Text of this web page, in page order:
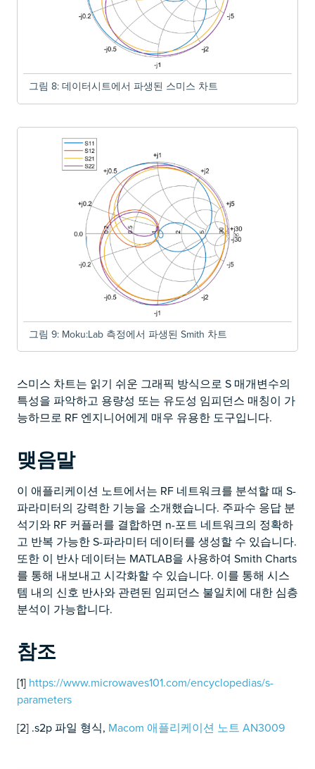
그림 8: 데이터시트에서 파생된 스미스 차트
그림 9: Moku:Lab 측정에서 파생된 Smith 차트
스미스 차트는 읽기 쉬운 그래픽 방식으로 S 매개변수의
특성을 파악하고 용량성 또는 유도성 임피던스 매칭이 가
능하므로 RF 엔지니어에게 매우 유용한 도구입니다.
맺음말
이 애플리케이션 노트에서는 RF 네트워크를 분석할 때 S-
파라미터의 강력한 기능을 소개했습니다. 주파수 응답 분
석기와 RF 커플러를 결합하면 n-포트 네트워크의 정확하
고 반복 가능한 S-파라미터 데이터를 생성할 수 있습니다.
또한 이 반사 데이터는 MATLAB을 사용하여 Smith Charts
를 통해 내보내고 시각화할 수 있습니다. 이를 통해 시스
템 내의 신호 반사와 관련된 임피던스 불일치에 대한 심층
분석이 가능합니다.
참조
[1] https://www.microwaves101.com/encyclopedias/s-
parameters
[2] .s2p 파일 형식, Macom 애플리케이션 노트 AN3009